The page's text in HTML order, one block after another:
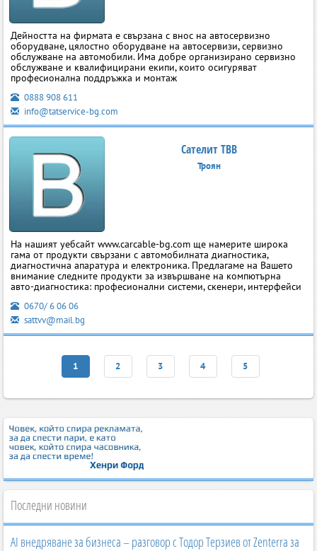
Дейността на фирмата е свързана с внос на автосервизно
оборудване, цялостно оборудване на автосервизи, сервизно
обслужване на автомобили. Има добре организирано сервизно
обслужване и квалифицирани екипи, които осигуряват
професионална поддръжка и монтаж
0888 908 611
info@tatservice-bg.com
Сателит ТВВ
Троян
На нашият уебсайт www.carcable-bg.com ще намерите широка
гама от продукти свързани с автомобилната диагностика,
диагностична апаратура и електроника. Предлагаме на Вашето
внимание следните продукти за извършване на компютърна
авто-диагностика: професионални системи, скенери, интерфейси
0670/ 6 06 06
sattvv@mail.bg
1 2 3 4 5
Последни новини
AI внедряване за бизнеса – разговор с Тодор Терзиев от Zenterra за